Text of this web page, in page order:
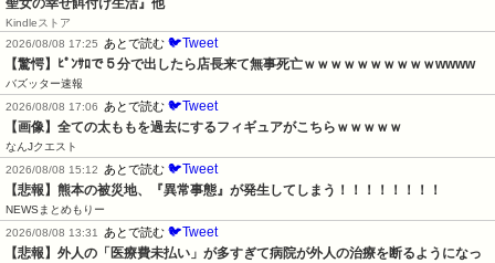
Kindleストア
2026/08/08 17:25
あとで読む 🐦Tweet
【驚愕】ﾋﾟﾝｻﾛで５分で出したら店長来て無事死亡ｗｗｗｗｗｗｗｗｗｗwwww
バズッター速報
2026/08/08 17:06
あとで読む 🐦Tweet
【画像】全ての太ももを過去にするフィギュアがこちらｗｗｗｗｗ
なんJクエスト
2026/08/08 15:12
あとで読む 🐦Tweet
【悲報】熊本の被災地、『異常事態』が発生してしまう！！！！！！！！
NEWSまとめもりー
2026/08/08 13:31
あとで読む 🐦Tweet
【悲報】外人の「医療費未払い」が多すぎて病院が外人の治療を断るようになっ